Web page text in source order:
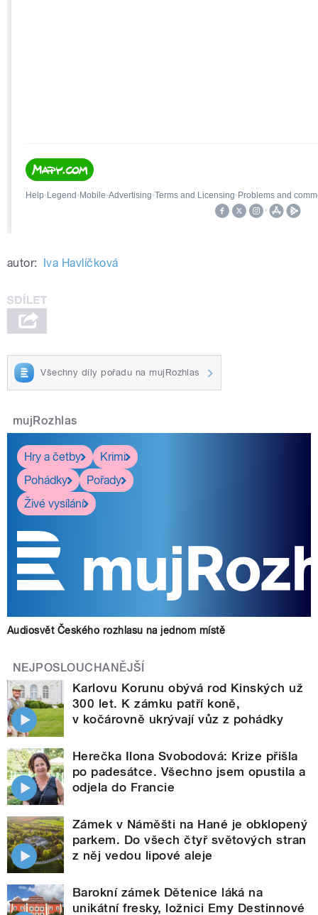
autor: Iva Havlíčková
Všechny díly pořadu na mujRozhlas
mujRozhlas
Hry a četby
Krimi
Pohádky
Pořady
Živé vysílání
Audiosvět Českého rozhlasu na jednom místě
NEJPOSLOUCHANĚJŠÍ
Karlovu Korunu obývá rod Kinských už
300 let. K zámku patří koně,
v kočárovně ukrývají vůz z pohádky
Herečka Ilona Svobodová: Krize přišla
po padesátce. Všechno jsem opustila a
odjela do Francie
Zámek v Náměšti na Hané je obklopený
parkem. Do všech čtyř světových stran
z něj vedou lipové aleje
Barokní zámek Dětenice láká na
unikátní fresky, ložnici Emy Destinnové